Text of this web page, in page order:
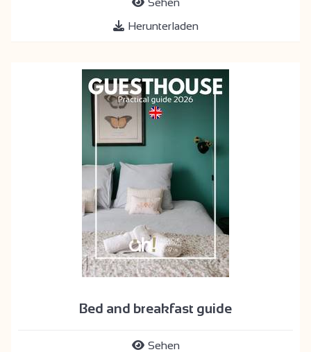
Sehen
Herunterladen
Bed and breakfast guide
Sehen